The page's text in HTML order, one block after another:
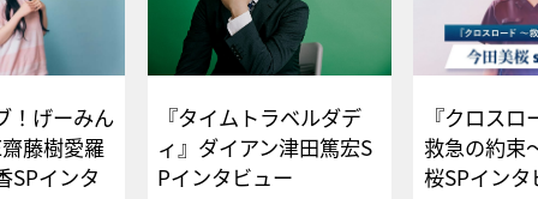
！げーみん
藤樹愛羅
SPインタ
『タイムトラベルダデ
ィ』ダイアン津田篤宏S
Pインタビュー
『クロス
救急の約束
桜SPイ